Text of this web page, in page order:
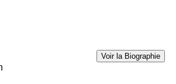
Voir la Biographie